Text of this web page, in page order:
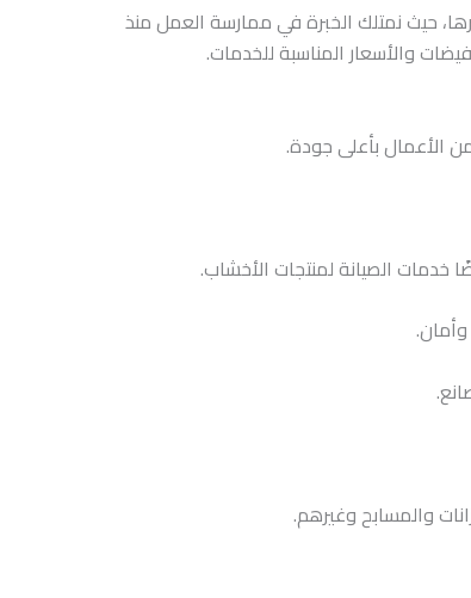
حيث نمتلك الخبرة في ممارسة العمل منذ
والأسعار المناسبة للخدمات.
الأعمال بأعلى جودة.
خدمات الصيانة لمنتجات الأخشاب.
والمسابح وغيرهم.